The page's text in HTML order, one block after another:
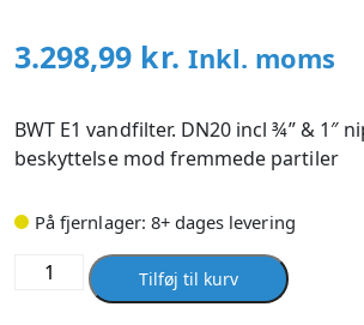
3.298,99 kr. Inkl. moms
BWT E1 vandfilter. DN20 incl ¾” & 1″
beskyttelse mod fremmede partiler
På fjernlager: 8+ dages levering
Bwt
Tilføj til kurv